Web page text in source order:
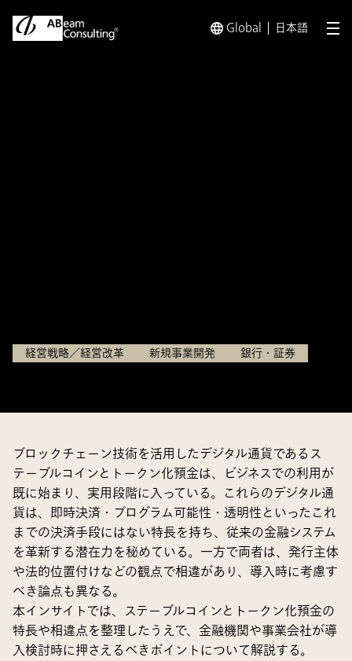
Global 日本語 メ
経営戦略／経営改革 新規事業開発 銀行・証券
ブロックチェーン技術を活用したデジタル通貨であるス
テーブルコインとトークン化預金は、ビジネスでの利用が
既に始まり、実用段階に入っている。これらのデジタル通
貨は、即時決済・プログラム可能性・透明性といったこれ
までの決済手段にはない特長を持ち、従来の金融システム
を革新する潜在力を秘めている。一方で両者は、発行主体
や法的位置付けなどの観点で相違があり、導入時に考慮す
べき論点も異なる。
本インサイトでは、ステーブルコインとトークン化預金の
特長や相違点を整理したうえで、金融機関や事業会社が導
入検討時に押さえるべきポイントについて解説する。